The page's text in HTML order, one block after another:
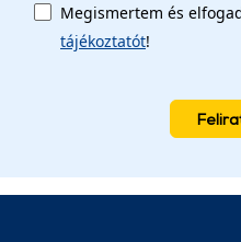
Megismertem és
tájékoztatót!